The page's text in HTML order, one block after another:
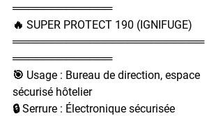
═════════════
🔥 SUPER PROTECT 190 (IGNIFUGE)
═════════════════════════
═════════════
🎯 Usage : Bureau de direction, espace
sécurisé hôtelier
🔒 Serrure : Électronique sécurisée